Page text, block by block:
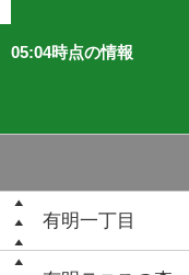
05:04時点の情報
有明一丁目